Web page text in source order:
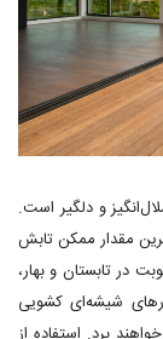
و دلگیر است.
مقدار ممکن تابش
در تابستان و بهار،
شیشه‌ای کشویی
برد. استفاده از